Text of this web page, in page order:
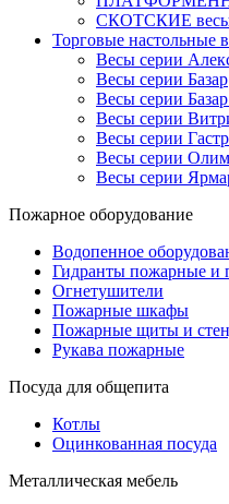
СКОТСКИЕ
Торговые настольные
Весы серии
Весы серии Базар
Весы серии
Весы серии
Весы серии
Весы серии
Весы серии
Пожарное оборудование
Водопенное
Гидранты пожарные и
Огнетушители
Пожарные шкафы
Пожарные щиты и
Рукава пожарные
Посуда для общепита
Котлы
Оцинкованная посуда
Металлическая мебель